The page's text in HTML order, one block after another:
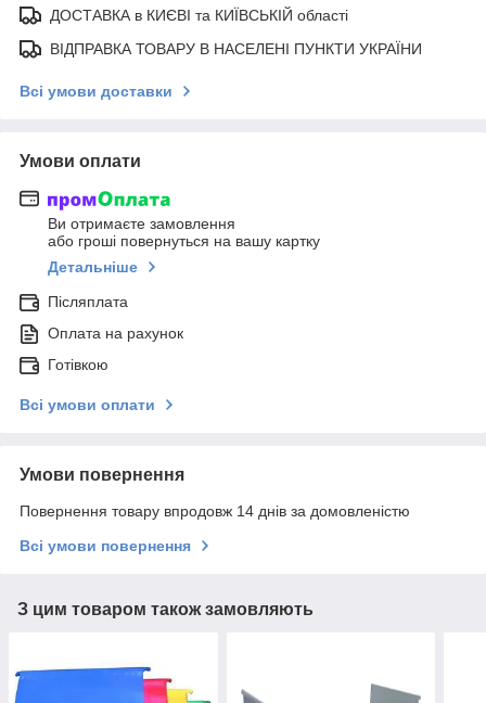
ДОСТАВКА в КИЄВІ та КИЇВСЬКІЙ області
ВІДПРАВКА ТОВАРУ В НАСЕЛЕНІ ПУНКТИ УКРАЇНИ
Всі умови доставки
Умови оплати
Ви отримаєте замовлення
або гроші повернуться на вашу картку
Детальніше
Післяплата
Оплата на рахунок
Готівкою
Всі умови оплати
Умови повернення
Повернення товару впродовж 14 днів за домовленістю
Всі умови повернення
З цим товаром також замовляють